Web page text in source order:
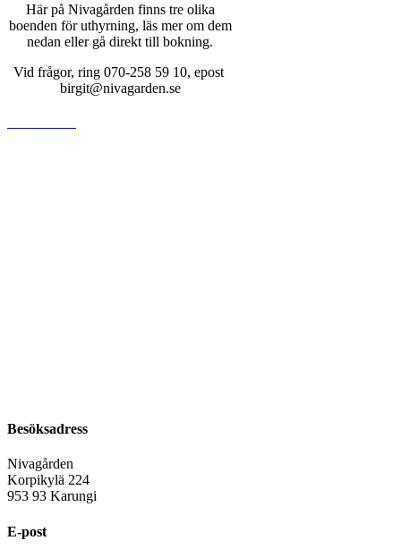
Här på Nivagården finns tre olika
boenden för uthyrning, läs mer om dem
nedan eller gå direkt till bokning.
Vid frågor, ring 070-258 59 10, epost
birgit@nivagarden.se
Besöksadress
Nivagården
Korpikylä 224
953 93 Karungi
E-post